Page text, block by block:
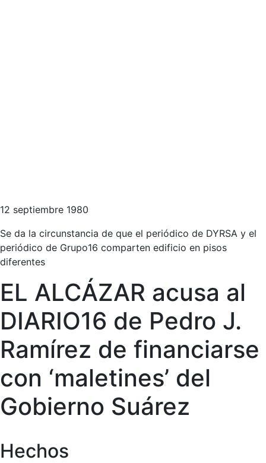
12 septiembre 1980
Se da la circunstancia de que el periódico de DYRSA y el
periódico de Grupo16 comparten edificio en pisos
diferentes
EL ALCÁZAR acusa al
DIARIO16 de Pedro J.
Ramírez de financiarse
con ‘maletines’ del
Gobierno Suárez
Hechos